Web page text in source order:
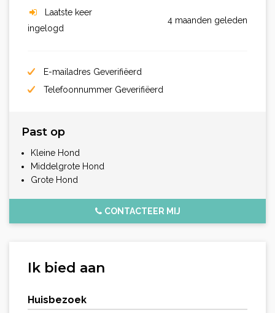
Laatste keer
ingelogd
4 maanden geleden
E-mailadres Geverifiëerd
Telefoonnummer Geverifiëerd
Past op
Kleine Hond
Middelgrote Hond
Grote Hond
CONTACTEER MIJ
Ik bied aan
Huisbezoek